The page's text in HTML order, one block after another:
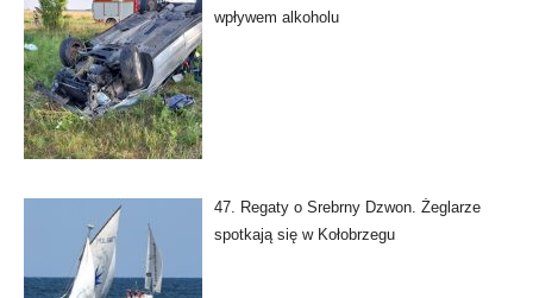
wpływem alkoholu
47. Regaty o Srebrny Dzwon. Żeglarze
spotkają się w Kołobrzegu